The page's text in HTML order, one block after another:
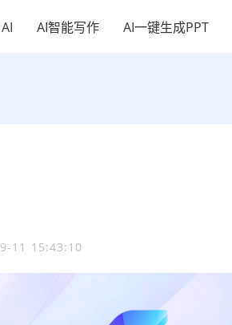
AI智能写作 AI一键生成PPT
11 15:43:10